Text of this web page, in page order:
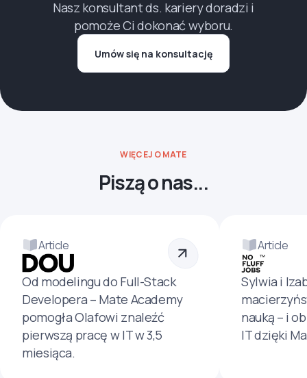
Nasz konsultant ds. kariery doradzi i
pomoże Ci dokonać wyboru.
Umów się na konsultację
WIĘCEJ O MATE
Piszą o nas...
Article
Od modelingu do Full-Stack
Developera – Mate Academy
pomogła Olafowi znaleźć
pierwszą pracę w IT w 3,5
miesiąca.
Article
Sylwia i
nauką – i
IT dzięki